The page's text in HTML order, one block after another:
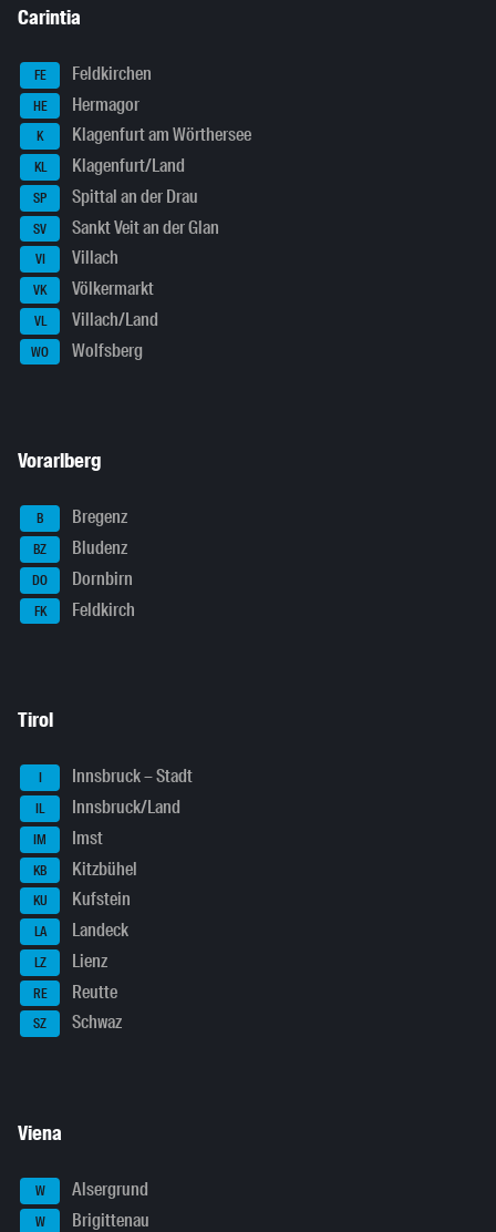
Carintia
FE Feldkirchen
HE Hermagor
K Klagenfurt am Wörthersee
KL Klagenfurt/Land
SP Spittal an der Drau
SV Sankt Veit an der Glan
VI Villach
VK Völkermarkt
VL Villach/Land
WO Wolfsberg
Vorarlberg
B Bregenz
BZ Bludenz
DO Dornbirn
FK Feldkirch
Tirol
I Innsbruck – Stadt
IL Innsbruck/Land
IM Imst
KB Kitzbühel
KU Kufstein
LA Landeck
LZ Lienz
RE Reutte
SZ Schwaz
Viena
W Alsergrund
W Brigittenau